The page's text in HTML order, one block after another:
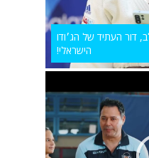
דור העתיד של הג׳ודו
הישראלי!